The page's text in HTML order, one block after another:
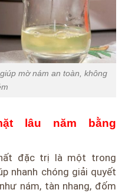
mờ nám an toàn, không
lâu năm bằng
đặc trị là một trong
nhanh chóng giải quyết
nám, tàn nhang, đốm